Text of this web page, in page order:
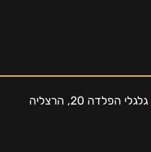
גלגלי הפלדה 20, הרצליה